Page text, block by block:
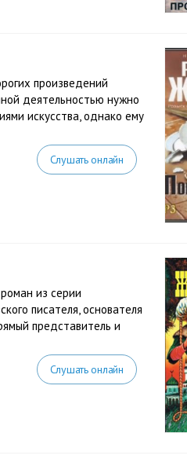
произведений
деятельностью нужно
искусства, однако ему
Слушать онлайн
из серии
писателя, основателя
представитель и
Слушать онлайн